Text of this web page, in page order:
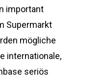
important
Supermarkt
mögliche
internationale,
seriös